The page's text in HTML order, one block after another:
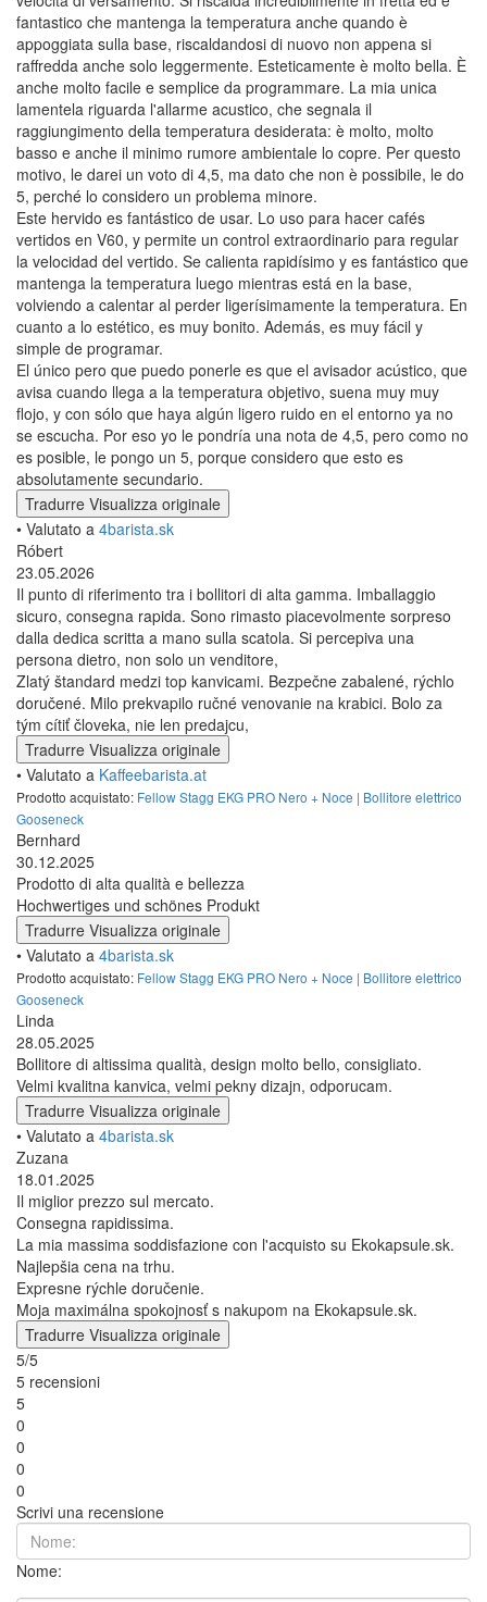
Disponibile
consegna su 14.8.(opzioni di consegna)
Recensioni dei prodotti Fellow
Stagg EKG PRO Nero |
Bollitore elettrico Gooseneck
• Valutato a Baristashop.es
Juan José
23.07.2026
Questa caffettiera a ebollizione è fantastica. La uso per il caffè
filtro con il mio V60 e permette un controllo eccellente sulla
velocità di versamento. Si riscalda incredibilmente in fretta ed è
fantastico che mantenga la temperatura anche quando è
appoggiata sulla base, riscaldandosi di nuovo non appena si
raffredda anche solo leggermente. Esteticamente è molto bella. È
anche molto facile e semplice da programmare. La mia unica
lamentela riguarda l'allarme acustico, che segnala il
raggiungimento della temperatura desiderata: è molto, molto
basso e anche il minimo rumore ambientale lo copre. Per questo
motivo, le darei un voto di 4,5, ma dato che non è possibile, le do
5, perché lo considero un problema minore.
Este hervido es fantástico de usar. Lo uso para hacer cafés
vertidos en V60, y permite un control extraordinario para regular
la velocidad del vertido. Se calienta rapidísimo y es fantástico que
mantenga la temperatura luego mientras está en la base,
volviendo a calentar al perder ligerísimamente la temperatura. En
cuanto a lo estético, es muy bonito. Además, es muy fácil y
simple de programar.
El único pero que puedo ponerle es que el avisador acústico, que
avisa cuando llega a la temperatura objetivo, suena muy muy
flojo, y con sólo que haya algún ligero ruido en el entorno ya no
se escucha. Por eso yo le pondría una nota de 4,5, pero como no
es posible, le pongo un 5, porque considero que esto es
absolutamente secundario.
Tradurre Visualizza originale
• Valutato a
Róbert
23.05.2026
Il punto di riferimento tra i bollitori di alta gamma. Imballaggio
sicuro, consegna rapida. Sono rimasto piacevolmente sorpreso
dalla dedica scritta a mano sulla scatola. Si percepiva una
persona dietro, non solo un venditore,
Zlatý štandard medzi top kanvicami. Bezpečne zabalené, rýchlo
doručené. Milo prekvapilo ručné venovanie na krabici. Bolo za
tým cítiť človeka, nie len predajcu,
Tradurre Visualizza originale
• Valutato aKaffeebarista.at
Prodotto acquistato:Fellow Stagg EKG PRO Nero + Noce | Bollitore elettrico
Gooseneck
Bernhard
30.12.2025
Prodotto di alta qualità e bellezza
Hochwertiges und schönes Produkt
Tradurre Visualizza originale
• Valutato a4barista.sk
Prodotto acquistato:Fellow Stagg EKG PRO Nero + Noce | Bollitore elettrico
Gooseneck
Linda
28.05.2025
Bollitore di altissima qualità, design molto bello, consigliato.
Velmi kvalitna kanvica, velmi pekny dizajn, odporucam.
• Valutato a
Zuzana
18.01.2025
Il miglior prezzo sul mercato.
Consegna rapidissima.
La mia massima soddisfazione con l'acquisto su Ekokapsule.sk.
Najlepšia cena na trhu.
Expresne rýchle doručenie.